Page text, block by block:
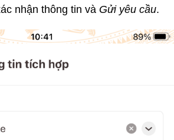
nhận thông tin và Gửi yêu cầu.